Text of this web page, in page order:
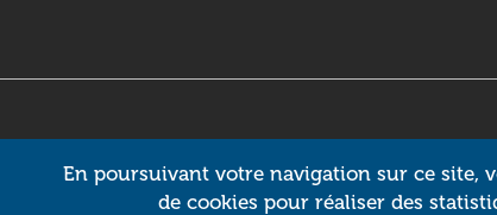
Intuitiv InteractiveEn poursuivant votre navigation sur ce site,
de cookies pour réaliser des